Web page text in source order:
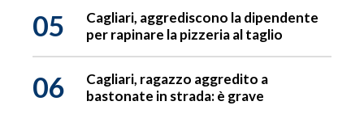
05
Cagliari, aggrediscono la dipendente
per rapinare la pizzeria al taglio
06
Cagliari, ragazzo aggredito a
bastonate in strada: è grave